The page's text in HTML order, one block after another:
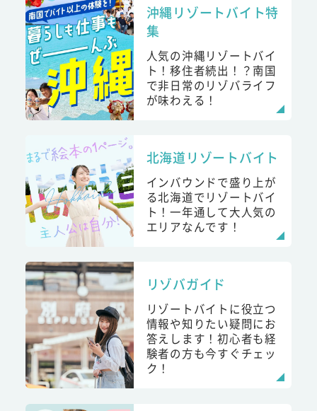
沖縄リゾートバイト特
集
人気の沖縄リゾートバイ
ト！移住者続出！？南国
で非日常のリゾバライフ
が味わえる！
北海道リゾートバイト
インバウンドで盛り上が
る北海道でリゾートバイ
ト！一年通して大人気の
エリアなんです！
リゾバガイド
リゾートバイトに役立つ
情報や知りたい疑問にお
答えします！初心者も経
験者の方も今すぐチェッ
ク！